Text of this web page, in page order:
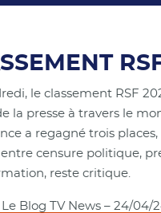
le classement RSF
la presse à travers le
a regagné trois
entre censure politique,
reste critique.
Le Blog TV News – 24/04/